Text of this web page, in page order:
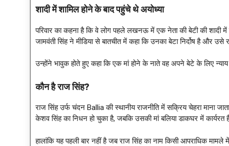
शादी में शामिल होने के बाद पहुंचे थे अयोध्या
परिवार का कहना है कि वे लोग पहले लखनऊ में एक नेता की बेटी की शादी में
जामवंती सिंह ने मीडिया से बातचीत में कहा कि उनका बेटा निर्दोष है और
उन्होंने भावुक होते हुए कहा कि एक मां होने के नाते वह अपने बेटे के लिए
कौन है राज सिंह?
राज सिंह उर्फ चंदन Ballia की स्थानीय राजनीति में सक्रिय चेहरा माना
केशव सिंह का निधन हो चुका है, जबकि उसकी मां बलिया डाकघर में कार्यरत
हालांकि यह पहली बार नहीं है जब राज सिंह का नाम किसी आपराधिक